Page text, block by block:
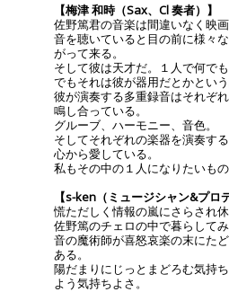
【梅津 和時（Sax、Cl 奏者）】
佐野篤君の音楽は間違いなく映画
音を聴いていると目の前に様々
がって来る。
そして彼は天才だ。１人で何でも
でもそれは彼が器用だとかとい
彼が演奏する多重録音はそれぞ
鳴し合っている。
グルーブ、ハーモニー、音色。
そしてそれぞれの楽器を演奏す
心から愛している。
私もその中の１人になりたいもの
【s-ken（ミュージシャン&プロ
慌ただしく情報の嵐にさらされ
佐野篤のチェロの中で暮らして
音の魔術師が喜怒哀楽の末にた
ある。
陽だまりにじっとまどろむ気持
よう気持ちよさ。